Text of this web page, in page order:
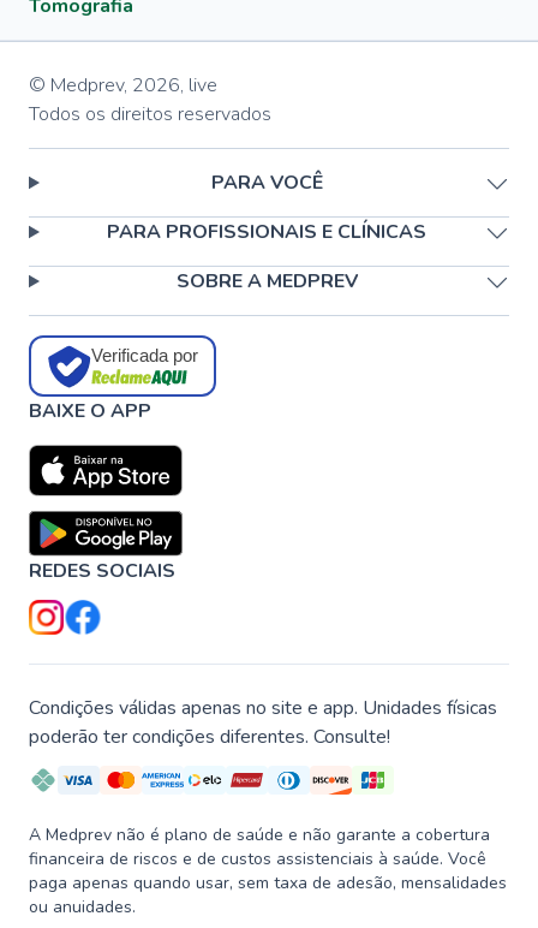
Tomografia
© Medprev, 2026, live
Todos os direitos reservados
PARA VOCÊ
PARA PROFISSIONAIS E CLÍNICAS
SOBRE A MEDPREV
Verificada por
BAIXE O APP
REDES SOCIAIS
Condições válidas apenas no site e app. Unidades físicas
poderão ter condições diferentes. Consulte!
A Medprev não é plano de saúde e não garante a cobertura
financeira de riscos e de custos assistenciais à saúde. Você
paga apenas quando usar, sem taxa de adesão, mensalidades
ou anuidades.